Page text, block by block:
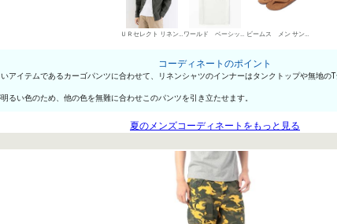
ＵＲセレクト リネンシャツ ワールド ベーシックス 丸首Tシャツ ビームス メン サンダル
コーディネートのポイント
アイテムであるカーゴパンツに合わせて、リネンシャツのインナーはタンクトップや無地
い色のため、他の色を無難に合わせこのパンツを引き立たせます。
夏のメンズコーディネートをもっと見る